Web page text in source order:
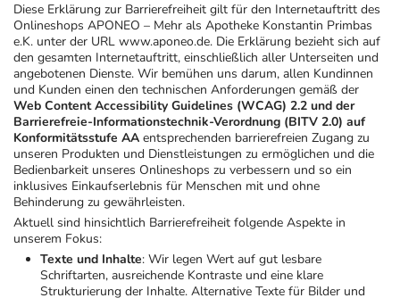
Neuheiten
Arzneimittel
Bio & Genuss
Diabetes
Körperpflege & Kosmetik
Gratis dazu
Im Set günstiger
Schnäppchen
Geschenkideen
Aktuelle Coupons
Wechselwirkungscheck
Diabetes-Risiko-Test
BMI-Rechner
Fragen und Antworten
Kontakt
E-Rezept Ausdruck
Papier-Rezept
20% Extra Cash
15% Extra Cash
10% Extra Cash
5% Extra Cash
Avene & Ducray Deals
Diese Erklärung zur Barrierefreiheit gilt für den Internetauftritt des
Onlineshops APONEO – Mehr als Apotheke Konstantin Primbas
e.K. unter der URL www.aponeo.de. Die Erklärung bezieht sich auf
den gesamten Internetauftritt, einschließlich aller Unterseiten und
angebotenen Dienste. Wir bemühen uns darum, allen Kundinnen
und Kunden einen den technischen Anforderungen gemäß der
Web Content Accessibility Guidelines (WCAG) 2.2 und der
Barrierefreie-Informationstechnik-Verordnung (BITV 2.0) auf
Konformitätsstufe AA entsprechenden barrierefreien Zugang zu
unseren Produkten und Dienstleistungen zu ermöglichen und die
Bedienbarkeit unseres Onlineshops zu verbessern und so ein
inklusives Einkaufserlebnis für Menschen mit und ohne
Behinderung zu gewährleisten.
Aktuell sind hinsichtlich Barrierefreiheit folgende Aspekte in
unserem Fokus:
Texte und Inhalte: Wir legen Wert auf gut lesbare
Schriftarten, ausreichende Kontraste und eine klare
Strukturierung der Inhalte. Alternative Texte für Bilder und